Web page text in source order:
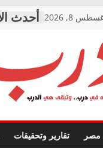
8, 2026
مصر تقارير وتحقيقات